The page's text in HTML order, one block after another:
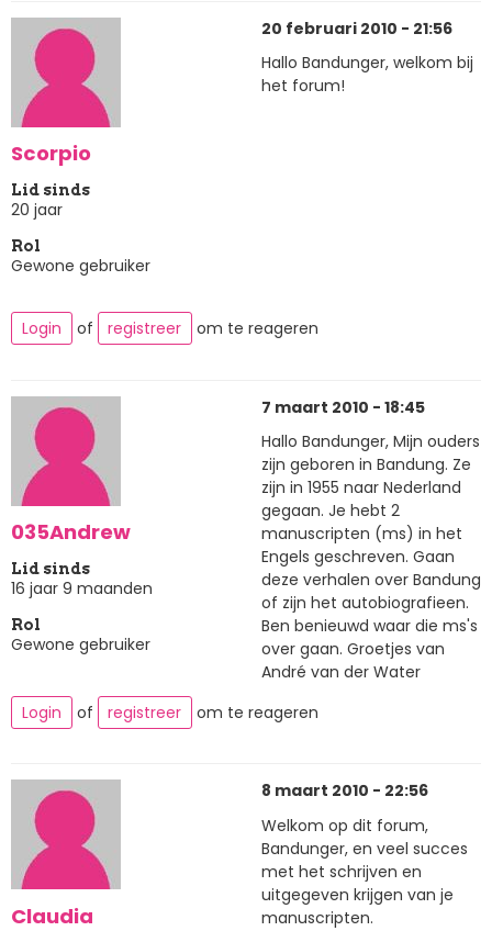
Scorpio
Lid sinds
20 jaar
Rol
Gewone gebruiker
20 februari 2010 - 21:56
Hallo Bandunger, welkom bij
het forum!
Login of registreer om te reageren
035Andrew
Lid sinds
16 jaar 9 maanden
Rol
Gewone gebruiker
7 maart 2010 - 18:45
Hallo Bandunger, Mijn ouders
zijn geboren in Bandung. Ze
zijn in 1955 naar Nederland
gegaan. Je hebt 2
manuscripten (ms) in het
Engels geschreven. Gaan
deze verhalen over Bandung
of zijn het autobiografieen.
Ben benieuwd waar die ms's
over gaan. Groetjes van
André van der Water
Login
of registreer om te reageren
Claudia
8 maart 2010 - 22:56
Welkom op dit forum,
Bandunger, en veel succes
met het schrijven en
uitgegeven krijgen van je
manuscripten.